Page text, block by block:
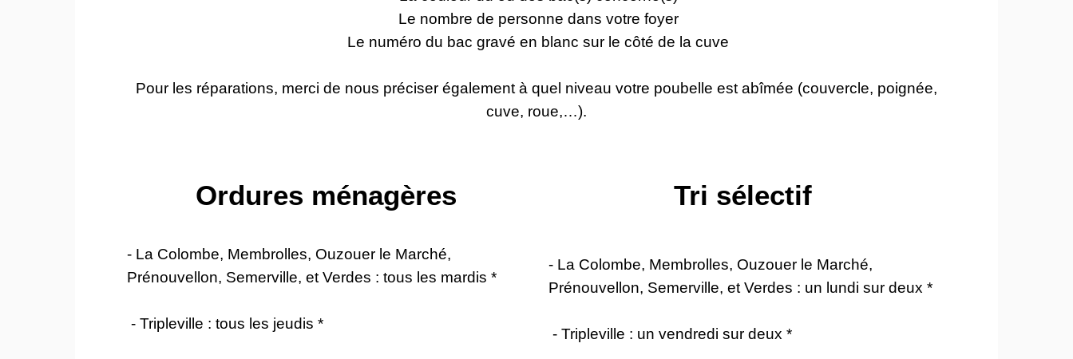
Le nombre de personne dans votre foyer
Le numéro du bac gravé en blanc sur le côté de la cuve
Pour les réparations, merci de nous préciser également à quel niveau votre poubelle est abîmée (couvercle, poignée,
cuve, roue,…).
Ordures ménagères
- La Colombe, Membrolles, Ouzouer le Marché,
Prénouvellon, Semerville, et Verdes : tous les mardis *
- Tripleville : tous les jeudis *
Tri sélectif
- La Colombe, Membrolles, Ouzouer le Marché,
Prénouvellon, Semerville, et Verdes : un lundi sur deux *
- Tripleville : un vendredi sur deux *